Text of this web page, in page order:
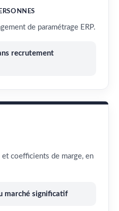
de paramétrage ERP.
recrutement
et coefficients de marge, en
marché significatif